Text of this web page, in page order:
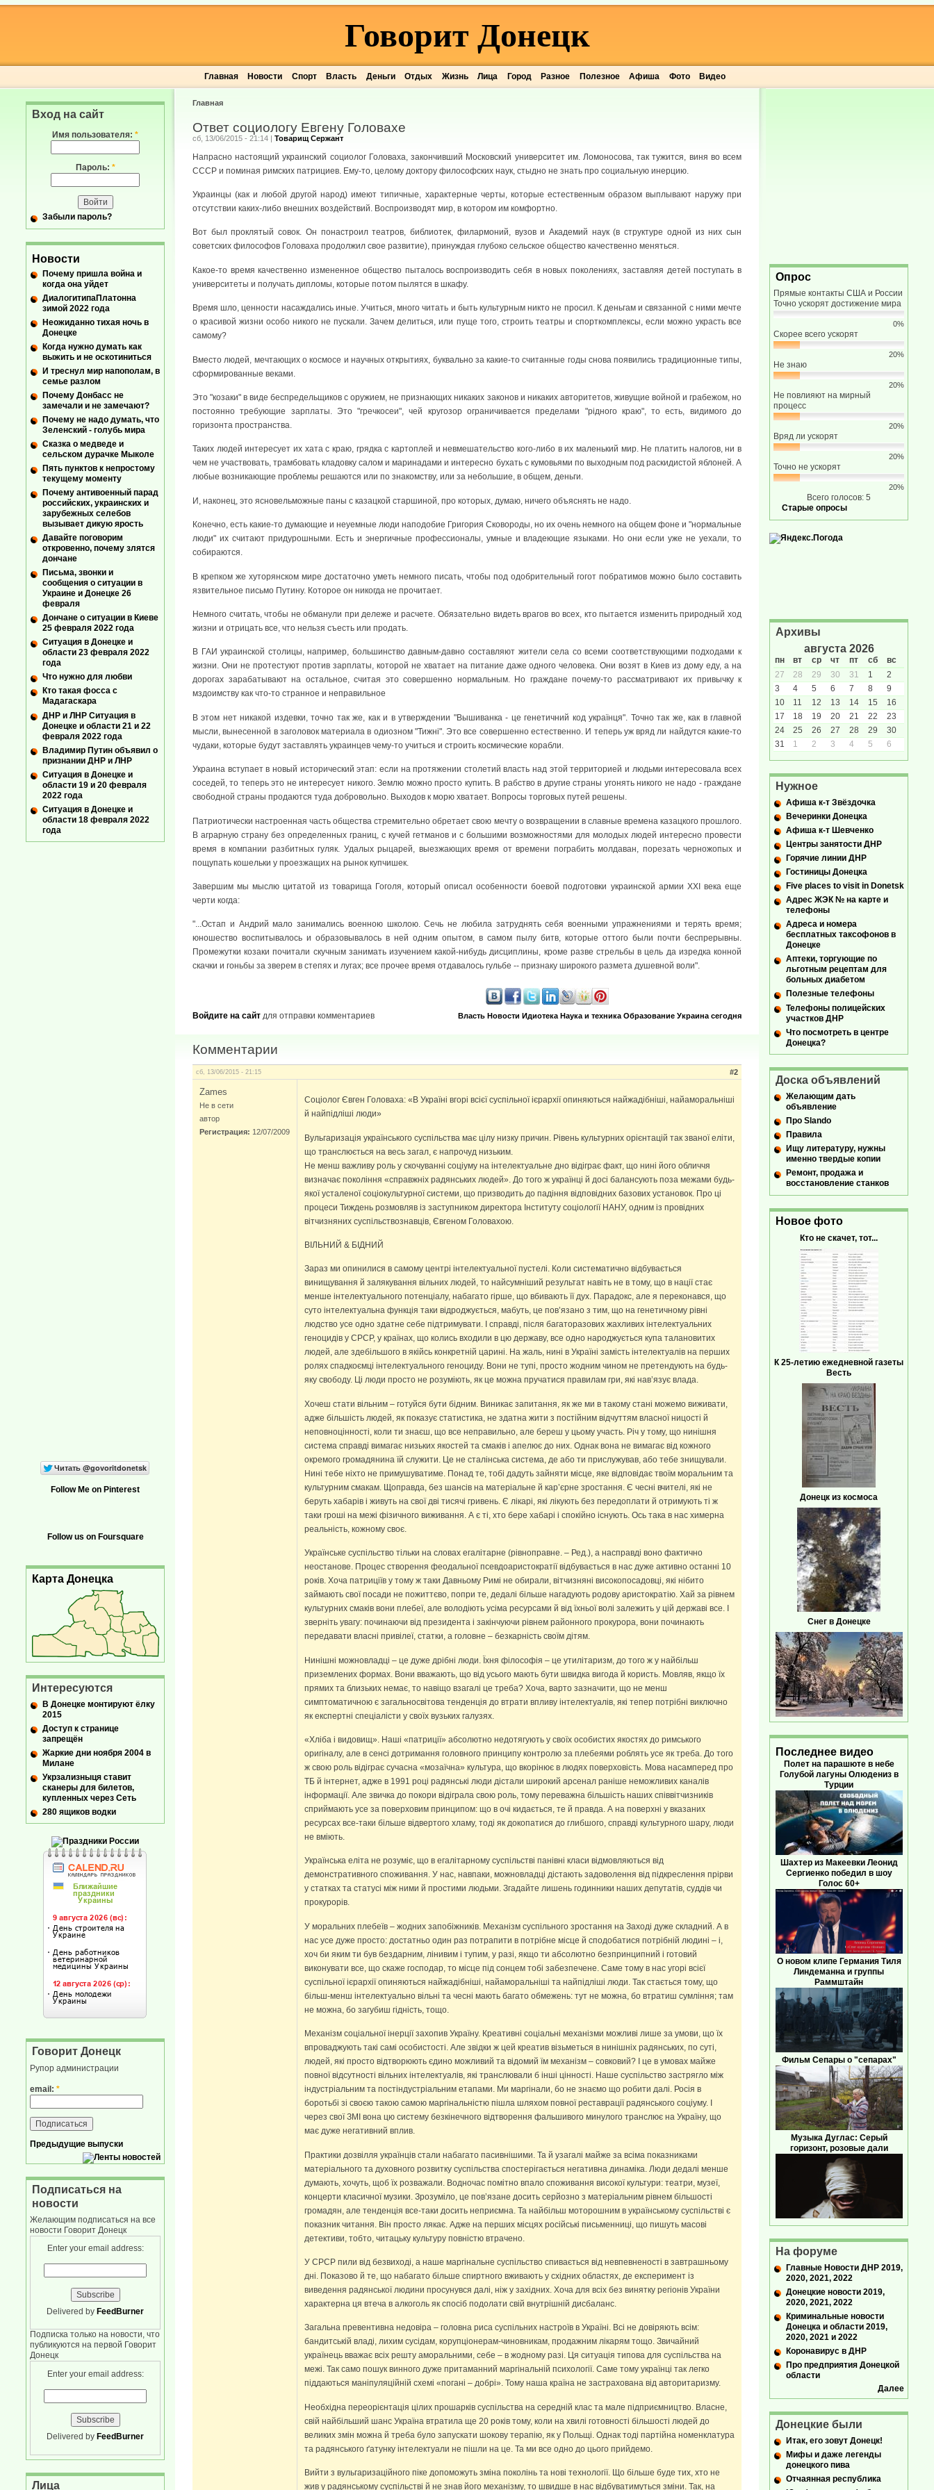
Главная Новости Спорт Власть Деньги Отдых Жизнь Лица Город Разное Полезное Афиша Фото Видео
Говорит Донецк
Главная
Ответ социологу Евгену Головахе
сб, 13/06/2015 - 21:14 | Товарищ Сержант
Напрасно настоящий украинский социолог Головаха, закончивший Московский университет им. Ломоносова, так тужится, виня во всем
СССР и поминая римских патрициев. Ему-то, целому доктору философских наук, стыдно не знать про социальную инерцию.
Украинцы (как и любой другой народ) имеют типичные, характерные черты, которые естественным образом выплывают наружу при
отсутствии каких-либо внешних воздействий. Воспроизводят мир, в котором им комфортно.
Вот был проклятый совок. Он понастроил театров, библиотек, филармоний, вузов и Академий наук (в структуре одной из них сын
советских философов Головаха продолжил свое развитие), принуждая глубоко сельское общество качественно меняться.
Какое-то время качественно измененное общество пыталось воспроизводить себя в новых поколениях, заставляя детей поступать в
университеты и получать дипломы, которые потом пылятся в шкафу.
Время шло, ценности насаждались иные. Учиться, много читать и быть культурным никто не просил. К деньгам и связанной с ними мечте
о красивой жизни особо никого не пускали. Зачем делиться, или пуще того, строить театры и спорткомплексы, если можно украсть все
самому?
Вместо людей, мечтающих о космосе и научных открытиях, буквально за какие-то считанные годы снова появились традиционные типы,
сформированные веками.
Это "козаки" в виде беспредельщиков с оружием, не признающих никаких законов и никаких авторитетов, живущие войной и грабежом, но
постоянно требующие зарплаты. Это "гречкосеи", чей кругозор ограничивается пределами "рідного краю", то есть, видимого до
горизонта пространства.
Таких людей интересует их хата с краю, грядка с картоплей и невмешательство кого-либо в их маленький мир. Не платить налогов, ни в
чем не участвовать, трамбовать кладовку салом и маринадами и интересно бухать с кумовьями по выходным под раскидистой яблоней. А
любые возникающие проблемы решаются или по знакомству, или за небольшие, в общем, деньги.
И, наконец, это ясновельможные паны с казацкой старшиной, про которых, думаю, ничего объяснять не надо.
Конечно, есть какие-то думающие и неуемные люди наподобие Григория Сковороды, но их очень немного на общем фоне и "нормальные
люди" их считают придурошными. Есть и энергичные профессионалы, умные и владеющие языками. Но они если уже не уехали, то
собираются.
В крепком же хуторянском мире достаточно уметь немного писать, чтобы под одобрительный гогот побратимов можно было составить
язвительное письмо Путину. Которое он никогда не прочитает.
Немного считать, чтобы не обманули при дележе и расчете. Обязательно видеть врагов во всех, кто пытается изменить природный ход
жизни и отрицать все, что нельзя съесть или продать.
В ГАИ украинской столицы, например, большинство давным-давно составляют жители села со всеми соответствующими подходами к
жизни. Они не протестуют против зарплаты, которой не хватает на питание даже одного человека. Они возят в Киев из дому еду, а на
дорогах зарабатывают на остальное, считая это совершенно нормальным. Но граждане почему-то рассматривают их привычку к
мздоимству как что-то странное и неправильное
В этом нет никакой издевки, точно так же, как и в утверждении "Вышиванка - це генетичний код українця". Точно так же, как в главной
мысли, вынесенной в заголовок материала в одиозном "Тижні". Это все совершенно естественно. И теперь уж вряд ли найдутся какие-то
чудаки, которые будут заставлять украинцев чему-то учиться и строить космические корабли.
Украина вступает в новый исторический этап: если на протяжении столетий власть над этой территорией и людьми интересовала всех
соседей, то теперь это не интересует никого. Землю можно просто купить. В рабство в другие страны угонять никого не надо - граждане
свободной страны продаются туда добровольно. Выходов к морю хватает. Вопросы торговых путей решены.
Патриотически настроенная часть общества стремительно обретает свою мечту о возвращении в славные времена казацкого прошлого.
В аграрную страну без определенных границ, с кучей гетманов и с большими возможностями для молодых людей интересно провести
время в компании разбитных гуляк. Удалых рыцарей, выезжающих время от времени пограбить молдаван, порезать черножопых и
пощупать кошельки у проезжащих на рынок купчишек.
Завершим мы мыслю цитатой из товарища Гоголя, который описал особенности боевой подготовки украинской армии XXI века еще
черти когда:
"...Остап и Андрий мало занимались военною школою. Сечь не любила затруднять себя военными упражнениями и терять время;
юношество воспитывалось и образовывалось в ней одним опытом, в самом пылу битв, которые оттого были почти беспрерывны.
Промежутки козаки почитали скучным занимать изучением какой-нибудь дисциплины, кроме разве стрельбы в цель да изредка конной
скачки и гоньбы за зверем в степях и лугах; все прочее время отдавалось гульбе -- признаку широкого размета душевной воли".
Власть Новости Идиотека Наука и техника Образование Украина сегодня
Войдите на сайт для отправки комментариев
Комментарии
сб, 13/06/2015 - 21:15 #2
Zames
Не в сети
автор
Регистрация: 12/07/2009
Соціолог Євген Головаха: «В Україні вгорі всієї суспільної ієрархії опиняються найжадібніші, найаморальніші
й найпідліші люди»
Вульгаризація українського суспільства має цілу низку причин. Рівень культурних орієнтацій так званої еліти,
що транслюється на весь загал, є напрочуд низьким.
Не менш важливу роль у скочуванні соціуму на інтелектуальне дно відіграє факт, що нині його обличчя
визначає покоління «справжніх радянських людей». До того ж українці й досі балансують поза межами будь-
якої усталеної соціокультурної системи, що призводить до падіння відповідних базових установок. Про ці
процеси Тиждень розмовляв із заступником директора Інституту соціології НАНУ, одним із провідних
вітчизняних суспільствознавців, Євгеном Головахою.
ВІЛЬНИЙ & БІДНИЙ
Зараз ми опинилися в самому центрі інтелектуальної пустелі. Коли систематично відбувається
винищування й залякування вільних людей, то найсумніший результат навіть не в тому, що в нації стає
менше інтелектуального потенціалу, набагато гірше, що вбивають її дух. Парадокс, але я переконався, що
суто інтелектуальна функція таки відроджується, мабуть, це пов’язано з тим, що на генетичному рівні
людство усе одно здатне себе підтримувати. І справді, після багаторазових жахливих інтелектуальних
геноцидів у СРСР, у країнах, що колись входили в цю державу, все одно народжується купа талановитих
людей, але здебільшого в якійсь конкретній царині. На жаль, нині в Україні замість інтелектуалів на перших
ролях спадкоємці інтелектуального геноциду. Вони не тупі, просто жодним чином не претендують на будь-
яку свободу. Ці люди просто не розуміють, як це можна пручатися правилам гри, які нав’язує влада.
Хочеш стати вільним – готуйся бути бідним. Виникає запитання, як же ми в такому стані можемо виживати,
адже більшість людей, як показує статистика, не здатна жити з постійним відчуттям власної ницості й
неповноцінності, коли ти знаєш, що все неправильно, але береш у цьому участь. Річ у тому, що нинішня
система справді вимагає низьких якостей та смаків і апелює до них. Однак вона не вимагає від кожного
окремого громадянина їй служити. Це не сталінська система, де або ти прислужував, або тебе знищували.
Нині тебе ніхто не примушуватиме. Понад те, тобі дадуть зайняти місце, яке відповідає твоїм моральним та
культурним смакам. Щоправда, без шансів на матеріальне й кар’єрне зростання. Є чесні вчителі, які не
беруть хабарів і живуть на свої дві тисячі гривень. Є лікарі, які лікують без передоплати й отримують ті ж
таки гроші на межі фізичного виживання. А є ті, хто бере хабарі і спокійно існують. Ось така в нас химерна
реальність, кожному своє.
Українське суспільство тільки на словах егалітарне (рівноправне. – Ред.), а насправді воно фактично
неостанове. Процес створення феодальної псевдоаристократії відбувається в нас дуже активно останні 10
років. Хоча патриціїв у тому ж таки Давньому Римі не обирали, вітчизняні високопосадовці, які нібито
займають свої посади не пожиттєво, попри те, дедалі більше нагадують родову аристократію. Хай за рівнем
культурних смаків вони плебеї, але володіють усіма ресурсами й від їхньої волі залежить у цій державі все. І
зверніть увагу: починаючи від президента і закінчуючи рівнем районного прокурора, вони починають
передавати власні привілеї, статки, а головне – безкарність своїм дітям.
Нинішні можновладці – це дуже дрібні люди. Їхня філософія – це утилітаризм, до того ж у найбільш
приземлених формах. Вони вважають, що від усього мають бути швидка вигода й користь. Мовляв, якщо їх
прямих та близьких немає, то навіщо взагалі це треба? Хоча, варто зазначити, що не менш
симптоматичною є загальносвітова тенденція до втрати впливу інтелектуалів, які тепер потрібні виключно
як експертні спеціалісти у своїх вузьких галузях.
«Хліба і видовищ». Наші «патриції» абсолютно недотягують у своїх особистих якостях до римського
оригіналу, але в сенсі дотримання головного принципу контролю за плебеями роб­лять усе як треба. До того
ж свою роль відіграє сучасна «мозаїчна» культура, що вкорінює в людях поверховість. Мова насамперед про
ТБ й інтернет, адже в 1991 році радянські люди дістали широкий арсенал раніше неможливих каналів
інформації. Але звичка до покори відіграла свою роль, тому переважна більшість наших співвітчизників
сприймають усе за поверховим принципом: що в очі кидається, те й правда. А на поверхні у вказаних
ресурсах все-таки більше відвертого хламу, тоді як докопатися до глибшого, справді культурного шару, люди
не вміють.
Українська еліта не розуміє, що в егалітарному суспільстві панівні класи відмовляються від
демонстративного споживання. У нас, навпаки, можновладці дістають задоволення від підкреслення прірви
у статках та статусі між ними й простими людьми. Згадайте лишень годинники наших депутатів, суддів чи
прокурорів.
У моральних плебеїв – жодних запобіжників. Механізм суспільного зростання на Заході дуже складний. А в
нас усе дуже просто: достатньо один раз потрапити в потрібне місце й сподобатися потрібній людині – і,
хоч би яким ти був бездарним, лінивим і тупим, у разі, якщо ти абсолютно безпринципний і готовий
виконувати все, що скаже господар, то місце під сонцем тобі забезпечене. Саме тому в нас угорі всієї
суспільної ієрархії опиняються найжадібніші, найаморальніші та найпідліші люди. Так стається тому, що
більш-менш інтелектуально вільні та чесні мають багато обмежень: тут не можна, бо втратиш сумління; там
не можна, бо загубиш гідність, тощо.
Механізм соціальної інерції захопив Україну. Креативні соціальні механізми можливі лише за умови, що їх
впроваджують такі самі особистості. Але звідки ж цей креатив візьметься в нинішніх радянських, по суті,
людей, які просто відтворюють єдино можливий та відомий їм механізм – совковий? І це в умовах майже
повної відсутності вільних інтелектуалів, які транслювали б інші цінності. Наше суспільство застрягло між
індустріальним та постіндустріальним етапами. Ми маргінали, бо не знаємо що робити далі. Росія в
боротьбі зі своєю такою самою маргінальністю пішла шляхом повної реставрації радянського соціуму. І
через свої ЗМІ вона цю систему безкінечного відтворення фальшивого минулого транслює на Україну, що
має дуже негативний вплив.
Практики дозвілля українців стали набагато пасивнішими. Та й узагалі майже за всіма показниками
матеріального та духовного розвитку суспільства спостерігається негативна динаміка. Люди дедалі менше
думають, хочуть, щоб їх розважали. Водночас помітно впало споживання високої культури: театри, музеї,
концерти класичної музики. Зрозуміло, це пов’язане досить серйозно з матеріальним рівнем більшості
громадян, але тенденція все-таки досить неприємна. Та найбільш моторошним в українському суспільстві є
показник читання. Він просто лякає. Адже на перших місцях російські письменниці, що пишуть масові
детективи, тобто, читацьку культуру повністю втрачено.
У СРСР пили від безвиході, а наше маргінальне суспільство спивається від невпевненості в завтрашньому
дні. Показово й те, що набагато більше спиртного вживають у східних областях, де експеримент із
виведення радянської людини просунувся далі, ніж у західних. Хоча для всіх без винятку регіонів України
характерна ця втеча в алкоголь як спосіб подолати свій внутрішній дисбаланс.
Загальна превентивна недовіра – головна риса суспільних настроїв в Україні. Всі не довіряють всім:
бандитській владі, лихим сусідам, корупціонерам-чиновникам, продажним лікарям тощо. Звичайний
українець вважає всіх решту аморальними, себе – в жодному разі. Ця ситуація типова для суспільства на
межі. Так само пошук винного дуже притаманний маргінальній психології. Саме тому українці так легко
піддаються маніпуляційній схемі «погані – добрі». Тому наша країна не застрахована від авторитаризму.
Необхідна переорієнтація цілих прошарків суспільства на середній клас та мале підприємництво. Власне,
свій найбільший шанс Україна втратила ще 20 років тому, коли на хвилі готовності більшості людей до
великих змін можна й треба було запускати шокову терапію, як у Польщі. Однак тоді партійна номенклатура
та радянського ґатунку інтелектуали не пішли на це. Та ми все одно до цього прийдемо.
Вийти з вульгаризаційного піке допоможуть зміна поколінь та нові технології. Що більше буде тих, хто не
жив у радянському суспільстві й не знав його механізму, то швидше в нас відбуватимуться зміни. Так, на
Вход на сайт
Имя пользователя: *
Пароль: *
Забыли пароль?
Новости
Почему пришла война и
когда она уйдет
ДиалогитипаПлатонна
зимой 2022 года
Неожиданно тихая ночь в
Донецке
Когда нужно думать как
выжить и не оскотиниться
И треснул мир напополам, в
семье разлом
Почему Донбасс не
замечали и не замечают?
Почему не надо думать, что
Зеленский - голубь мира
Сказка о медведе и
сельском дурачке Мыколе
Пять пунктов к непростому
текущему моменту
Почему антивоенный парад
российских, украинских и
зарубежных селебов
вызывает дикую ярость
Давайте поговорим
откровенно, почему злятся
дончане
Письма, звонки и
сообщения о ситуации в
Украине и Донецке 26
февраля
Дончане о ситуации в Киеве
25 февраля 2022 года
Ситуация в Донецке и
области 23 февраля 2022
года
Что нужно для любви
Кто такая фосса с
Мадагаскара
ДНР и ЛНР Ситуация в
Донецке и области 21 и 22
февраля 2022 года
Владимир Путин объявил о
признании ДНР и ЛНР
Ситуация в Донецке и
области 19 и 20 февраля
2022 года
Ситуация в Донецке и
области 18 февраля 2022
года
Follow Me on Pinterest
Follow us on Foursquare
Карта Донецка
Интересуются
В Донецке монтируют ёлку
2015
Доступ к странице
запрещён
Жаркие дни ноября 2004 в
Милане
Укрзализныця ставит
сканеры для билетов,
купленных через Сеть
280 ящиков водки
Говорит Донецк
Рупор администрации
email: *
Предыдущие выпуски
Подписаться на
новости
Желающим подписаться на все
новости Говорит Донецк
Enter your email address:
Delivered by FeedBurner
Подписка только на новости, что
публикуются на первой Говорит
Донецк
Enter your email address:
Delivered by FeedBurner
Лица
Опрос
Прямые контакты США и России
Точно ускорят достижение мира
0%
Скорее всего ускорят
20%
Не знаю
20%
Не повлияют на мирный
процесс
20%
Вряд ли ускорят
20%
Точно не ускорят
20%
Всего голосов: 5
Старые опросы
Архивы
августа 2026
пн вт ср чт пт сб
вс
27
28 29 30 31 1
2
3
4 5 6 7 8
9
10
11 12 13 14 15
16
17
18 19 20 21 22
23
24
25 26 27 28 29
30
31
1 2 3 4 5 6
Нужное
Афиша к-т Звёздочка
Вечеринки Донецка
Афиша к-т Шевченко
Центры занятости ДНР
Горячие линии ДНР
Гостиницы Донецка
Five places to visit in Donetsk
Адрес ЖЭК № на карте и
телефоны
Адреса и номера
бесплатных таксофонов в
Донецке
Аптеки, торгующие по
льготным рецептам для
больных диабетом
Полезные телефоны
Телефоны полицейских
участков ДНР
Что посмотреть в центре
Донецка?
Доска объявлений
Желающим дать
объявление
Про Slando
Правила
Ищу литературу, нужны
именно твердые копии
Ремонт, продажа и
восстановление станков
Новое фото
Кто не скачет, тот...
К 25-летию ежедневной газеты
Весть
Донецк из космоса
Снег в Донецке
Последнее видео
Полет на парашюте в небе
Голубой лагуны Олюдениз в
Турции
Шахтер из Макеевки Леонид
Сергиенко победил в шоу
Голос 60+
О новом клипе Германия Тиля
Линдеманна и группы
Раммштайн
Фильм Сепары о "сепарах"
Музыка Дуглас: Серый
горизонт, розовые дали
На форуме
Главные Новости ДНР 2019,
2020, 2021, 2022
Донецкие новости 2019,
2020, 2021, 2022
Криминальные новости
Донецка и области 2019,
2020, 2021 и 2022
Коронавирус в ДНР
Про предприятия Донецкой
области
Далее
Донецкие были
Итак, его зовут Донецк!
Мифы и даже легенды
донецкого пива
Отчаянная республика